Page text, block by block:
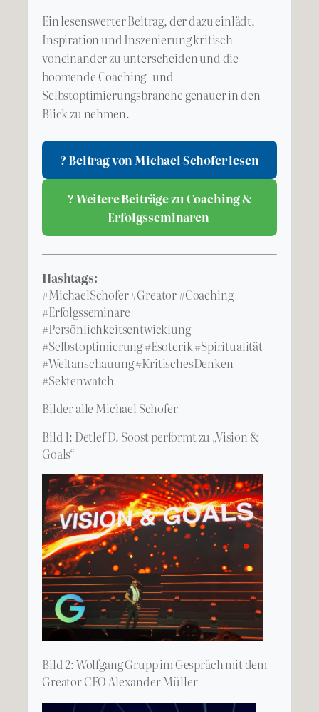
Ein lesenswerter Beitrag, der dazu einlädt,
Inspiration und Inszenierung kritisch
voneinander zu unterscheiden und die
boomende Coaching- und
Selbstoptimierungsbranche genauer in den
Blick zu nehmen.
? Beitrag von Michael Schofer lesen
? Weitere Beiträge zu Coaching &
Erfolgsseminaren
Hashtags:
#MichaelSchofer #Greator #Coaching
#Erfolgsseminare
#Persönlichkeitsentwicklung
#Selbstoptimierung #Esoterik #Spiritualität
#Weltanschauung #KritischesDenken
#Sektenwatch
Bilder alle Michael Schofer
Bild 1: Detlef D. Soost performt zu „Vision &
Goals“
Bild 2: Wolfgang Grupp im Gespräch mit dem
Greator CEO Alexander Müller